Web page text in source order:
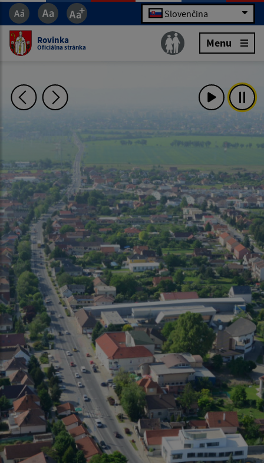
Slovenčina
Rovinka
Oficiálna stránka Menu